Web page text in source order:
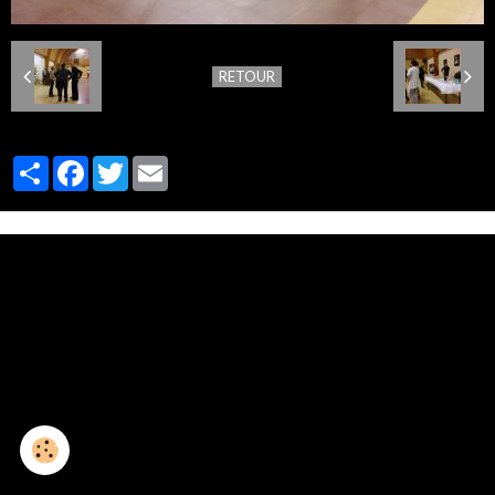
RETOUR
PartagerFacebook
Twitter